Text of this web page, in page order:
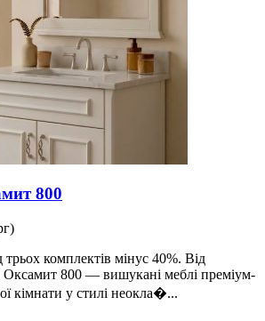
800
трьох комплектів мінус 40%. Від
Оксамит 800 — вишукані меблі преміум-
кімнати у стилі неокла�...